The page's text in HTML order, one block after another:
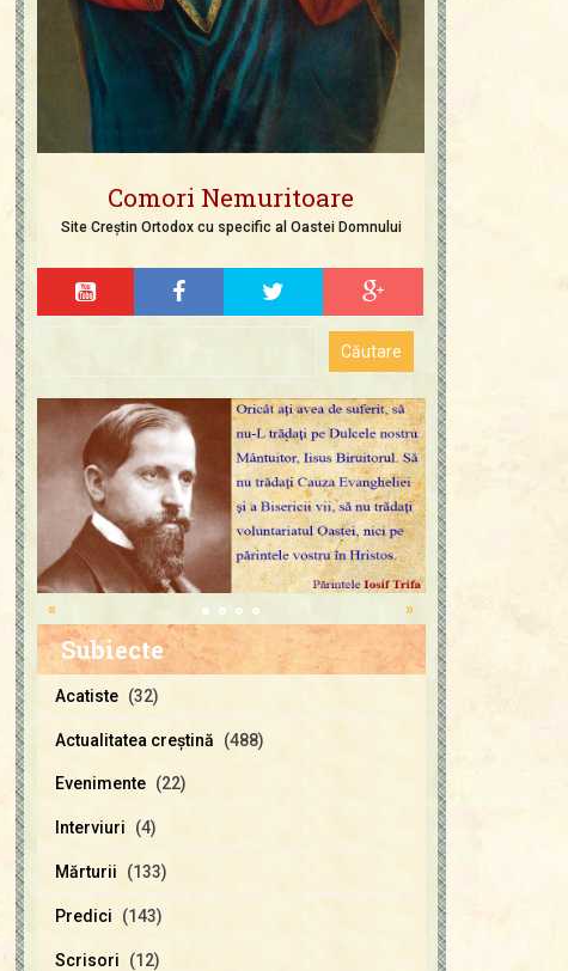
Comori Nemuritoare
Site Creștin Ortodox cu specific al Oastei Domnului
»
«
Subiecte
Acatiste (32)
Actualitatea creştină (488)
Evenimente (22)
Interviuri (4)
Mărturii (133)
Predici (143)
Scrisori (12)